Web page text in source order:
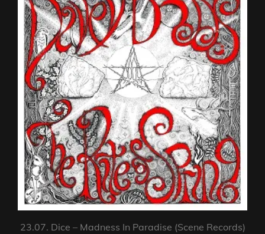
23.07. Dice – Madness In Paradise (Scene Records)